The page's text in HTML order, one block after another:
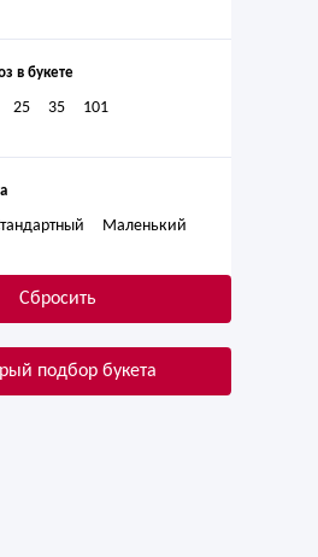
в букете
25 35 101
Маленький
Сбросить
подбор букета